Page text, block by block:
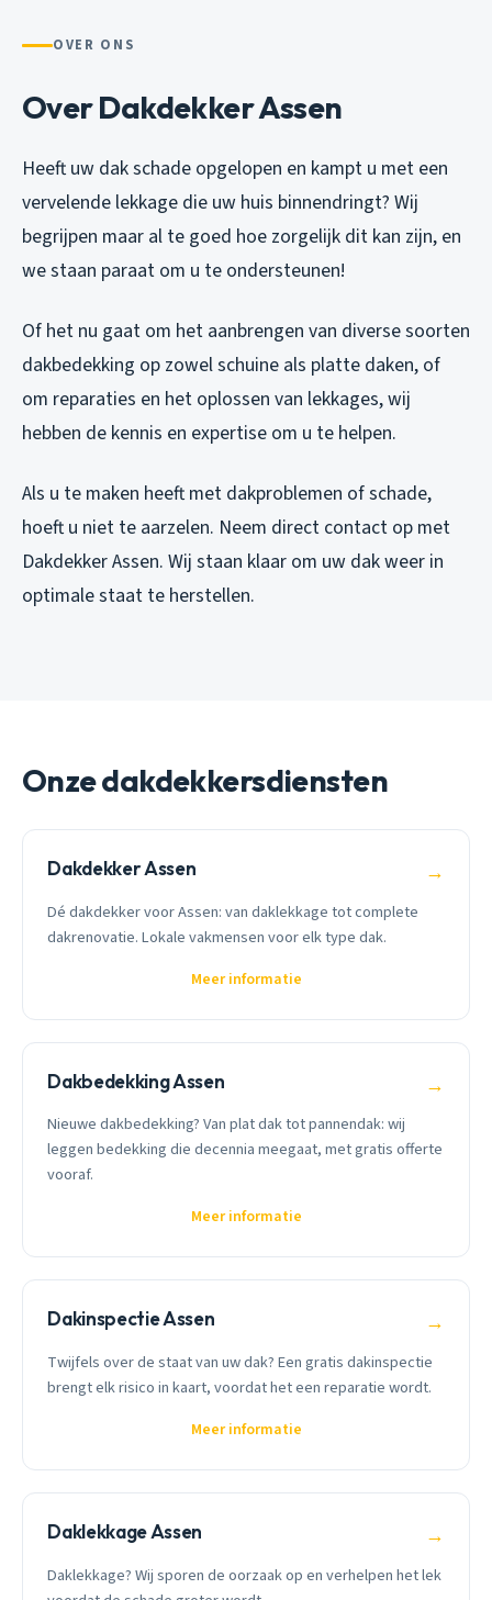
OVER ONS
Over Dakdekker Assen
Heeft uw dak schade opgelopen en kampt u met een
vervelende lekkage die uw huis binnendringt? Wij
begrijpen maar al te goed hoe zorgelijk dit kan zijn, en
we staan paraat om u te ondersteunen!
Of het nu gaat om het aanbrengen van diverse soorten
dakbedekking op zowel schuine als platte daken, of
om reparaties en het oplossen van lekkages, wij
hebben de kennis en expertise om u te helpen.
Als u te maken heeft met dakproblemen of schade,
hoeft u niet te aarzelen. Neem direct contact op met
Dakdekker Assen. Wij staan klaar om uw dak weer in
optimale staat te herstellen.
Onze dakdekkersdiensten
Dakdekker Assen →
Dé dakdekker voor Assen: van daklekkage tot complete
dakrenovatie. Lokale vakmensen voor elk type dak.
Meer informatie
Dakbedekking Assen →
Nieuwe dakbedekking? Van plat dak tot pannendak: wij
leggen bedekking die decennia meegaat, met gratis offerte
vooraf.
Meer informatie
Dakinspectie Assen →
Twijfels over de staat van uw dak? Een gratis dakinspectie
brengt elk risico in kaart, voordat het een reparatie wordt.
Meer informatie
Daklekkage Assen →
Daklekkage? Wij sporen de oorzaak op en verhelpen het lek